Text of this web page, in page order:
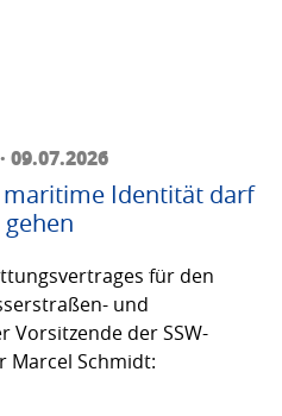
· 09.07.2026
maritime Identität darf
für den
und
der SSW-
Marcel Schmidt: